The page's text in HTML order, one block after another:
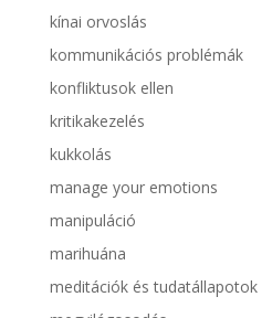
kínai orvoslás
kommunikációs problémák
konfliktusok ellen
kritikakezelés
kukkolás
manage your emotions
manipuláció
marihuána
meditációk és tudatállapotok